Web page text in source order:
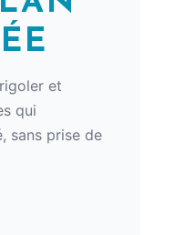
et
qui
sans prise de